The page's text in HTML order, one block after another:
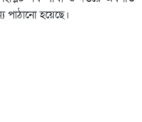
পাঠানো হয়েছে।